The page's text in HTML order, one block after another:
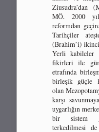
Ziusudra’dan
MÖ. 2000
reformdan
Tarihçiler
(Brahim’i)
Yerli kabileler
fikirleri ile
etrafında
birleşik güçle
olan
karşı
uygarlığın
bir sistem
terkedilmesi